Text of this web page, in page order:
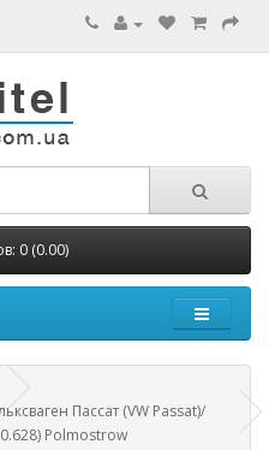
0 (0.00)
Пассат (VW Passat)/
Polmostrow